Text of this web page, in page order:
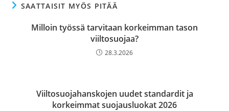
SAATTAISIT MYÖS PITÄÄ
Milloin työssä tarvitaan korkeimman tason
viiltosuojaa?
28.3.2026
Viiltosuojahanskojen uudet standardit ja
korkeimmat suojausluokat 2026